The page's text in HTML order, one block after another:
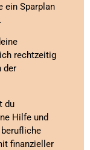
ein Sparplan
rechtzeitig
der
du
Hilfe und
finanzieller